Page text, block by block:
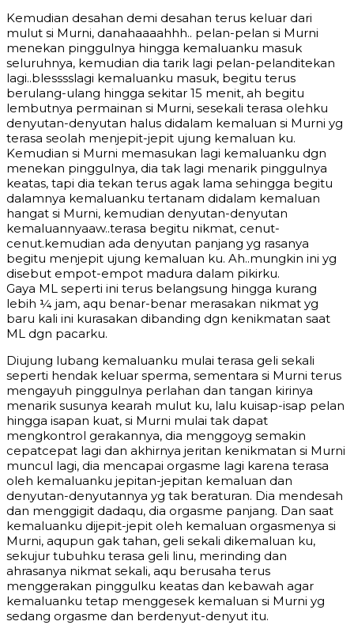
Kemudian desahan demi desahan terus keluar dari
mulut si Murni, danahaaaahhh.. pelan-pelan si Murni
menekan pinggulnya hingga kemaluanku masuk
seluruhnya, kemudian dia tarik lagi pelan-pelanditekan
lagi..blesssslagi kemaluanku masuk, begitu terus
berulang-ulang hingga sekitar 15 menit, ah begitu
lembutnya permainan si Murni, sesekali terasa olehku
denyutan-denyutan halus didalam kemaluan si Murni yg
terasa seolah menjepit-jepit ujung kemaluan ku.
Kemudian si Murni memasukan lagi kemaluanku dgn
menekan pinggulnya, dia tak lagi menarik pinggulnya
keatas, tapi dia tekan terus agak lama sehingga begitu
dalamnya kemaluanku tertanam didalam kemaluan
hangat si Murni, kemudian denyutan-denyutan
kemaluannyaaw..terasa begitu nikmat, cenut-
cenut.kemudian ada denyutan panjang yg rasanya
begitu menjepit ujung kemaluan ku. Ah..mungkin ini yg
disebut empot-empot madura dalam pikirku.
Gaya ML seperti ini terus belangsung hingga kurang
lebih ¼ jam, aqu benar-benar merasakan nikmat yg
baru kali ini kurasakan dibanding dgn kenikmatan saat
ML dgn pacarku.
Diujung lubang kemaluanku mulai terasa geli sekali
seperti hendak keluar sperma, sementara si Murni terus
mengayuh pinggulnya perlahan dan tangan kirinya
menarik susunya kearah mulut ku, lalu kuisap-isap pelan
hingga isapan kuat, si Murni mulai tak dapat
mengkontrol gerakannya, dia menggoyg semakin
cepatcepat lagi dan akhirnya jeritan kenikmatan si Murni
muncul lagi, dia mencapai orgasme lagi karena terasa
oleh kemaluanku jepitan-jepitan kemaluan dan
denyutan-denyutannya yg tak beraturan. Dia mendesah
dan menggigit dadaqu, dia orgasme panjang. Dan saat
kemaluanku dijepit-jepit oleh kemaluan orgasmenya si
Murni, aqupun gak tahan, geli sekali dikemaluan ku,
sekujur tubuhku terasa geli linu, merinding dan
ahrasanya nikmat sekali, aqu berusaha terus
menggerakan pinggulku keatas dan kebawah agar
kemaluanku tetap menggesek kemaluan si Murni yg
sedang orgasme dan berdenyut-denyut itu.